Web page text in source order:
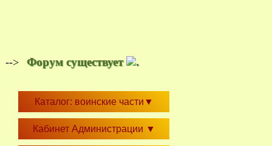
--> Форум существует .
Каталог: воинские части ▼
Кабинет Администрации ▼